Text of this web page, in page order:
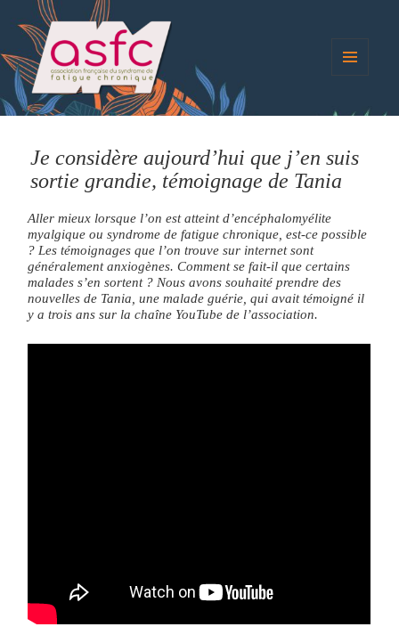
blog.asso-sfc
Je considère aujourd’hui que j’en suis
sortie grandie, témoignage de Tania
Aller mieux lorsque l’on est atteint d’encéphalomyélite
myalgique ou syndrome de fatigue chronique, est-ce possible
? Les témoignages que l’on trouve sur internet sont
généralement anxiogènes. Comment se fait-il que certains
malades s’en sortent ? Nous avons souhaité prendre des
nouvelles de Tania, une malade guérie, qui avait témoigné il
y a trois ans sur la chaîne YouTube de l’association.